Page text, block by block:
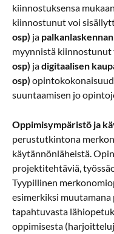
kiinnostuksensa
kiinnostunut voi
osp) ja
myynnistä kiinnostunut
osp) jadigitaalisen
osp)
suuntaamisen jo
Oppimisympäristö ja
perustutkintona
käytännönläheistä.
projektitehtäviä,
Tyypillinen
esimerkiksi
tapahtuvasta
oppimisesta